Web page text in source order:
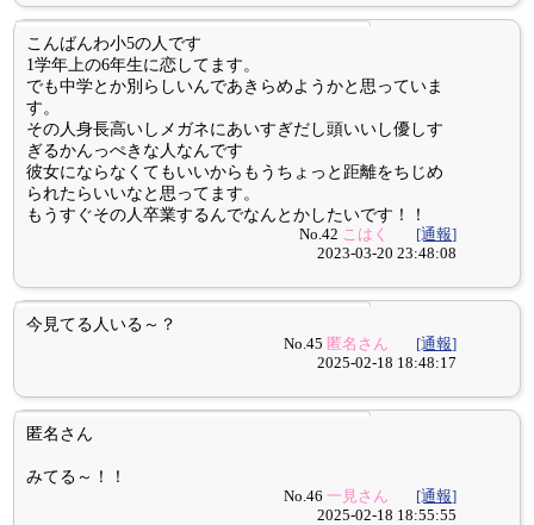
こんばんわ小5の人です
1学年上の6年生に恋してます。
でも中学とか別らしいんであきらめようかと思っていま
す。
その人身長高いしメガネにあいすぎだし頭いいし優しす
ぎるかんっぺきな人なんです
彼女にならなくてもいいからもうちょっと距離をちじめ
られたらいいなと思ってます。
もうすぐその人卒業するんでなんとかしたいです！！
No.42 こはく
[通報]
2023-03-20 23:48:08
今見てる人いる～？
No.45 匿名さん
[通報]
2025-02-18 18:48:17
匿名さん
みてる～！！
No.46一見さん
[通報]
2025-02-18 18:55:55